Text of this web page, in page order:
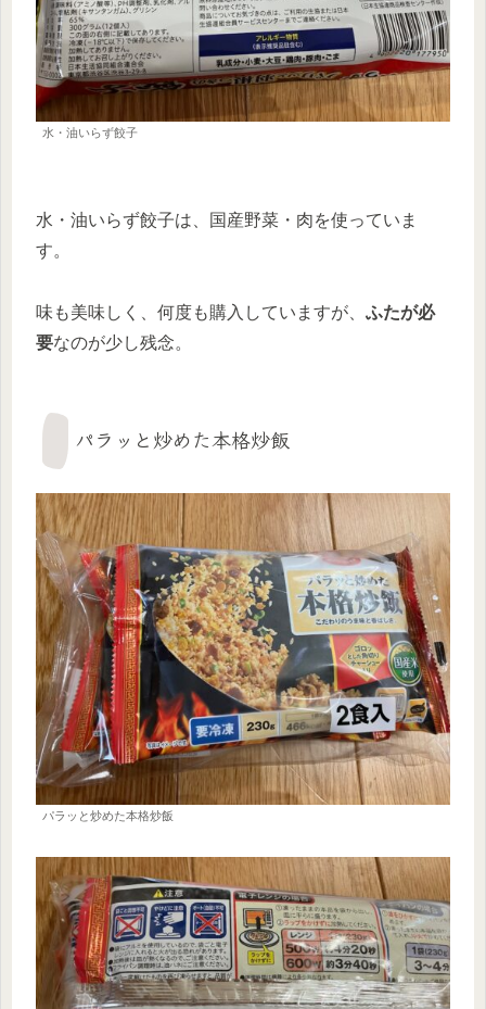
水・油いらず餃子
水・油いらず餃子は、国産野菜・肉を使っていま
す。
味も美味しく、何度も購入していますが、 ふたが必
要なのが少し残念。
パラッと炒めた本格炒飯
パラッと炒めた本格炒飯